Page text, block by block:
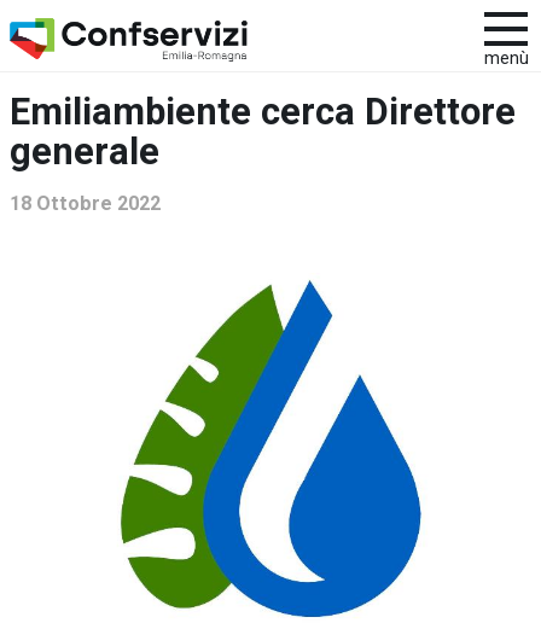
menù
Emiliambiente cerca Direttore
generale
18 Ottobre 2022